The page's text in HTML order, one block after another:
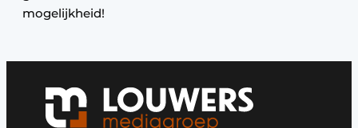
mogelijkheid!